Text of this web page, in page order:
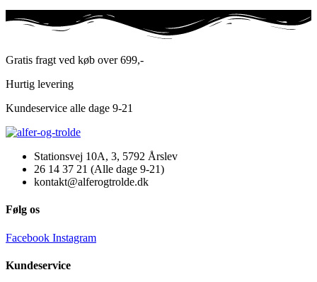
vælges
varesiden
Gratis fragt ved køb over 699,-
Hurtig levering
Kundeservice alle dage 9-21
Stationsvej 10A, 3, 5792 Årslev
26 14 37 21 (Alle dage 9-21)
kontakt@alferogtrolde.dk
Følg os
Facebook Instagram
Kundeservice